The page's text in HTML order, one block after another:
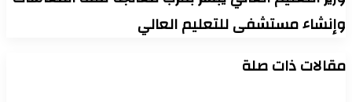
وإنشاء مستشفى للتعليم العالي
مقالات ذات صلة